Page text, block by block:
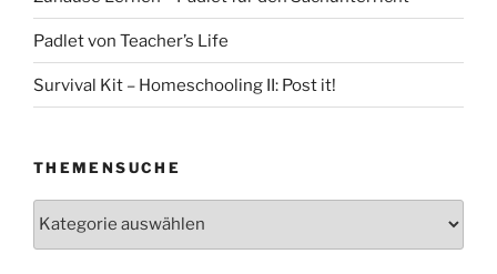
Padlet von Teacher’s Life
Survival Kit – Homeschooling II: Post it!
THEMENSUCHE